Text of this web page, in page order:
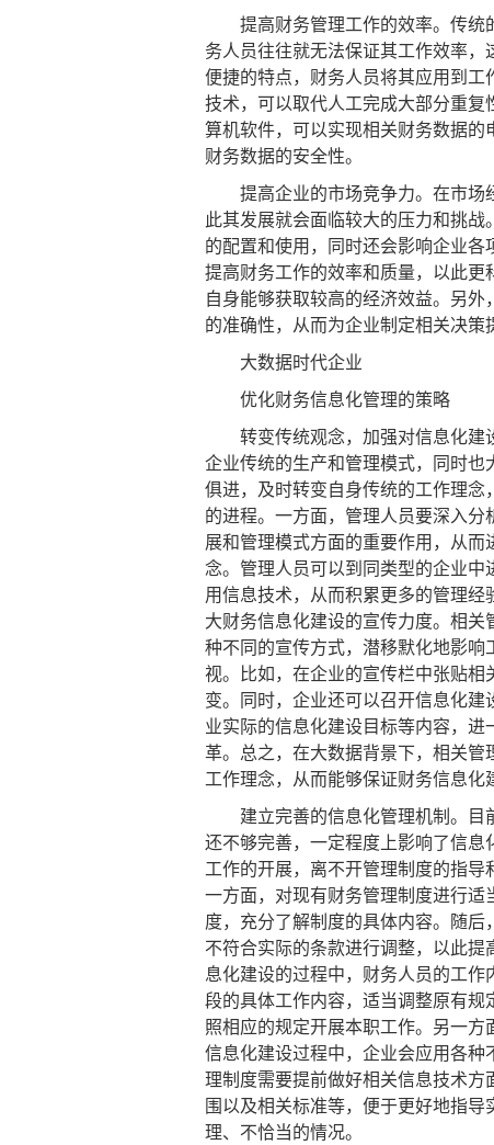
提高财务管理工作的效率。传统
务人员往往就无法保证其工作效率，
便捷的特点，财务人员将其应用到
技术，可以取代人工完成大部分重
算机软件，可以实现相关财务数据
财务数据的安全性。
提高企业的市场竞争力。在市场
此其发展就会面临较大的压力和挑
的配置和使用，同时还会影响企业
提高财务工作的效率和质量，以此
自身能够获取较高的经济效益。另
的准确性，从而为企业制定相关决策
大数据时代企业
优化财务信息化管理的策略
转变传统观念，加强对信息化建
企业传统的生产和管理模式，同时
俱进，及时转变自身传统的工作理
的进程。一方面，管理人员要深入
展和管理模式方面的重要作用，从
念。管理人员可以到同类型的企业
用信息技术，从而积累更多的管理
大财务信息化建设的宣传力度。相
种不同的宣传方式，潜移默化地影
视。比如，在企业的宣传栏中张贴
变。同时，企业还可以召开信息化
业实际的信息化建设目标等内容，
革。总之，在大数据背景下，相关
工作理念，从而能够保证财务信息化
建立完善的信息化管理机制。目
还不够完善，一定程度上影响了信
工作的开展，离不开管理制度的指导
一方面，对现有财务管理制度进行
度，充分了解制度的具体内容。随
不符合实际的条款进行调整，以此
息化建设的过程中，财务人员的工
段的具体工作内容，适当调整原有
照相应的规定开展本职工作。另一
信息化建设过程中，企业会应用各
理制度需要提前做好相关信息技术
围以及相关标准等，便于更好地指
理、不恰当的情况。